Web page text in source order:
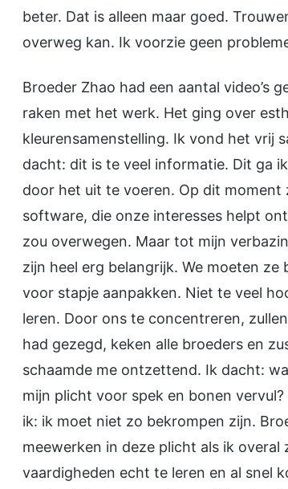
beter. Dat is alleen maar goed.
overweg kan. Ik voorzie geen
Broeder Zhao had een aantal video’s
raken met het werk. Het ging over
kleurensamenstelling. Ik vond het vrij
dacht: dit is te veel informatie. Dit ga
door het uit te voeren. Op dit
software, die onze interesses helpt
zou overwegen. Maar tot mijn
zijn heel erg belangrijk. We moeten
voor stapje aanpakken. Niet te veel
leren. Door ons te concentreren,
had gezegd, keken alle broeders en
schaamde me ontzettend. Ik dacht:
mijn plicht voor spek en bonen
ik: ik moet niet zo bekrompen zijn.
meewerken in deze plicht als ik
vaardigheden echt te leren en al snel